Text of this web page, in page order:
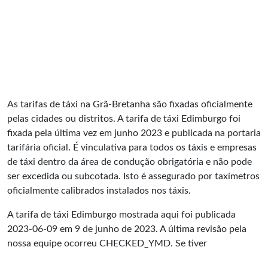
As tarifas de táxi na Grã-Bretanha são fixadas oficialmente
pelas cidades ou distritos. A tarifa de táxi Edimburgo foi
fixada pela última vez em junho 2023 e publicada na portaria
tarifária oficial. É vinculativa para todos os táxis e empresas
de táxi dentro da área de condução obrigatória e não pode
ser excedida ou subcotada. Isto é assegurado por taxímetros
oficialmente calibrados instalados nos táxis.
A tarifa de táxi Edimburgo mostrada aqui foi publicada
2023-06-09 em 9 de junho de 2023. A última revisão pela
nossa equipe ocorreu CHECKED_YMD. Se tiver